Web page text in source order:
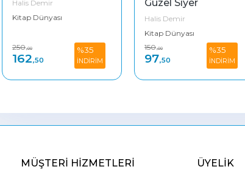
Halis Demir
Kitap Dünyası
%35
İNDİRİM
250,00
162,50
Güzel Siyer
Okumaları
Halis Demir
Kitap Dünyası
%35
İNDİRİM
150,00
97,50
MÜŞTERI HIZMETLERI ÜYELIK